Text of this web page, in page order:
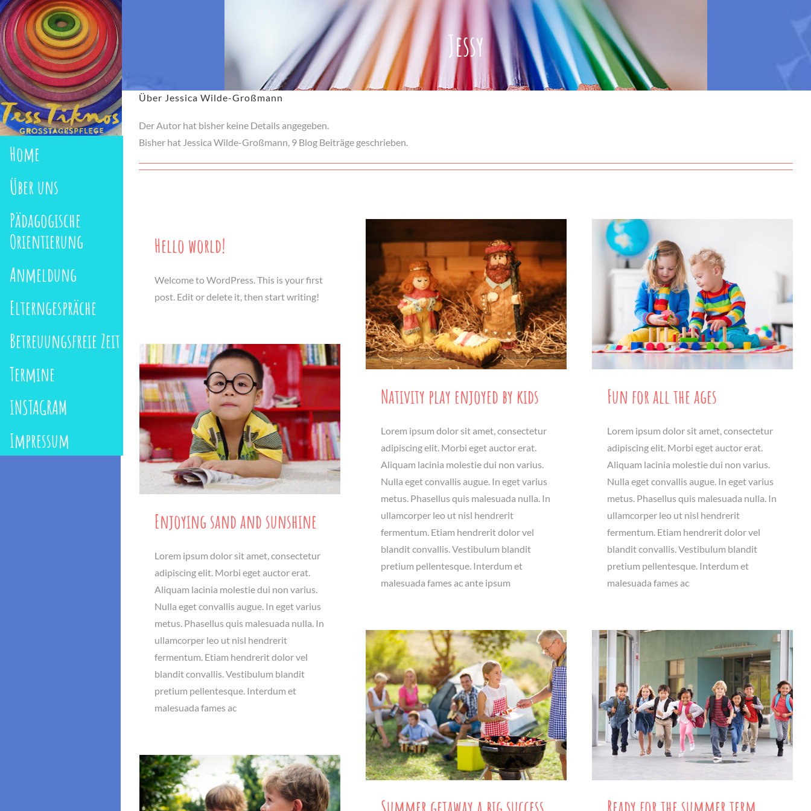
Zum
Inhalt
springen
Home
Über uns
Pädagogische
Orientierung
Anmeldung
Elterngespräche
Betreuungsfreie Zeit
Termine
INSTAGRAM
Impressum
Jessy
Über Jessica Wilde-Großmann
Der Autor hat bisher keine Details angegeben.
Bisher hat Jessica Wilde-Großmann, 9 Blog Beiträge geschrieben.
Hello world!
Welcome to WordPress. This is your first
post. Edit or delete it, then start writing!
Nativity play enjoyed by kids
Lorem ipsum dolor sit amet, consectetur
adipiscing elit. Morbi eget auctor erat.
Aliquam lacinia molestie dui non varius.
Nulla eget convallis augue. In eget varius
metus. Phasellus quis malesuada nulla. In
ullamcorper leo ut nisl hendrerit
fermentum. Etiam hendrerit dolor vel
blandit convallis. Vestibulum blandit
pretium pellentesque. Interdum et
malesuada fames ac ante ipsum
Fun for all the ages
Lorem ipsum dolor sit amet, consectetur
adipiscing elit. Morbi eget auctor erat.
Aliquam lacinia molestie dui non varius.
Nulla eget convallis augue. In eget varius
metus. Phasellus quis malesuada nulla. In
ullamcorper leo ut nisl hendrerit
fermentum. Etiam hendrerit dolor vel
blandit convallis. Vestibulum blandit
pretium pellentesque. Interdum et
malesuada fames ac
Enjoying sand and sunshine
Lorem ipsum dolor sit amet, consectetur
adipiscing elit. Morbi eget auctor erat.
Aliquam lacinia molestie dui non varius.
Nulla eget convallis augue. In eget varius
metus. Phasellus quis malesuada nulla. In
ullamcorper leo ut nisl hendrerit
fermentum. Etiam hendrerit dolor vel
blandit convallis. Vestibulum blandit
pretium pellentesque. Interdum et
malesuada fames ac